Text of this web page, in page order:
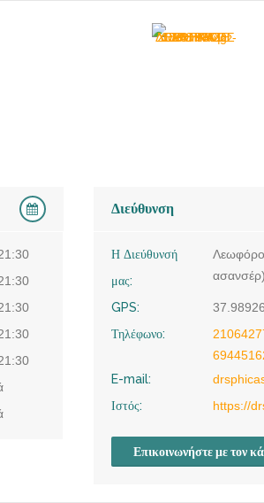
Διεύθυνση
Η Διεύθυνσή
μας:
GPS:
Τηλέφωνο:
E-mail:
Ιστός:
https://
Επικοινωνήστε με τον